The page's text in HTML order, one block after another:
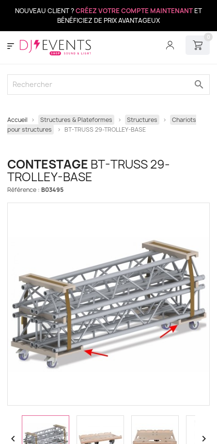
NOUVEAU CLIENT ?CRÉEZ VOTRE COMPTE MAINTENANT ET
BÉNÉFICIEZ DE PRIX AVANTAGEUX
0
search
Accueil Structures & Plateformes Structures
Chariots
pour structures
BT-TRUSS 29-TROLLEY-BASE
CONTESTAGE BT-TRUSS 29-
TROLLEY-BASE
Référence : B03495
 